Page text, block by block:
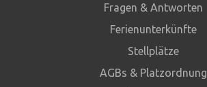
Fragen & Antworten
Ferienunterkünfte
Stellplätze
AGBs & Platzordnung